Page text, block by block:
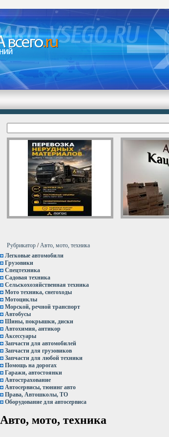
Рубрикатор /Авто, мото, техника
Легковые автомобили
Грузовики
Cпецтехника
Садовая техника
Сельскохозяйственная техника
Мото техника, снегоходы
Мотоциклы
Морской, речной транспорт
Автобусы
Шины, покрышки, диски
Автохимия, антикор
Аксессуары
Запчасти для автомобилей
Запчасти для грузовиков
Запчасти для любой техники
Помощь на дорогах
Гаражи, автостоянки
Автострахование
Автосервисы, тюнинг авто
Права, Автошколы, ТО
Оборудование для автосервиса
Авто, мото, техника